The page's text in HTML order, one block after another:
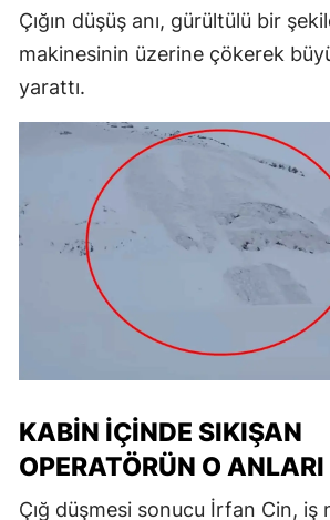
Çığın düşüş anı, gürültülü bir
makinesinin üzerine çökerek
yarattı.
KABIN İÇINDE SIKIŞAN
OPERATÖRÜN O ANLARI
Çığ düşmesi sonucu İrfan Cin, iş